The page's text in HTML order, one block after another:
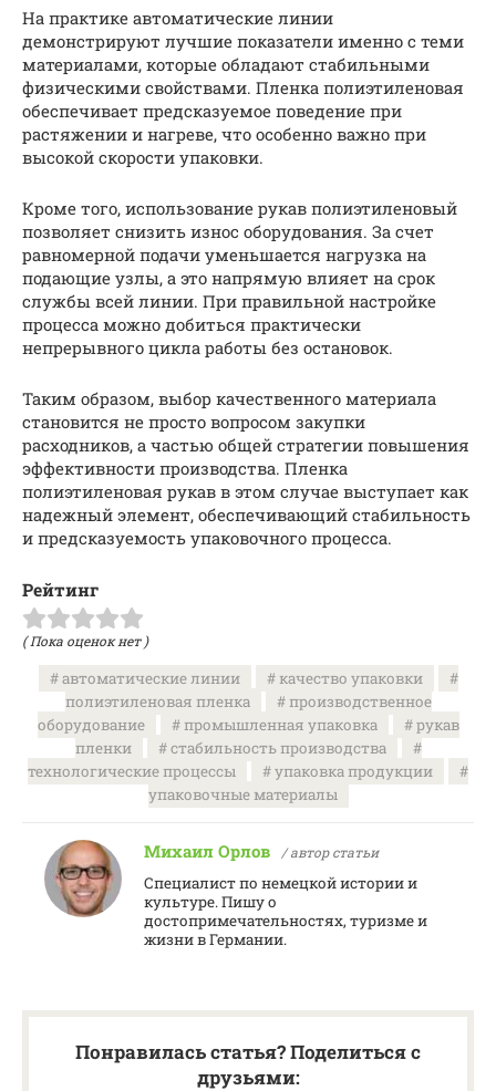
На практике автоматические линии
демонстрируют лучшие показатели именно с теми
материалами, которые обладают стабильными
физическими свойствами. Пленка полиэтиленовая
обеспечивает предсказуемое поведение при
растяжении и нагреве, что особенно важно при
высокой скорости упаковки.
Кроме того, использование рукав полиэтиленовый
позволяет снизить износ оборудования. За счет
равномерной подачи уменьшается нагрузка на
подающие узлы, а это напрямую влияет на срок
службы всей линии. При правильной настройке
процесса можно добиться практически
непрерывного цикла работы без остановок.
Таким образом, выбор качественного материала
становится не просто вопросом закупки
расходников, а частью общей стратегии повышения
эффективности производства. Пленка
полиэтиленовая рукав в этом случае выступает как
надежный элемент, обеспечивающий стабильность
и предсказуемость упаковочного процесса.
Рейтинг
( Пока оценок нет )
автоматические линии
качество упаковки
полиэтиленовая пленка
производственное
оборудование
промышленная упаковка
рукав
пленки
стабильность производства
технологические процессы
упаковка продукции
упаковочные материалы
Михаил Орлов / автор статьи
Специалист по немецкой истории и
культуре. Пишу о
достопримечательностях, туризме и
жизни в Германии.
Понравилась статья? Поделиться с
друзьями: